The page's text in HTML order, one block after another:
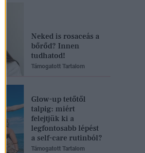
Neked is rosaceás a
bőrőd? Innen
tudhatod!
Támogatott Tartalom
Glow-up tetőtől
talpig: miért
felejtjük ki a
legfontosabb lépést
a self-care rutinból?
Támogatott Tartalom